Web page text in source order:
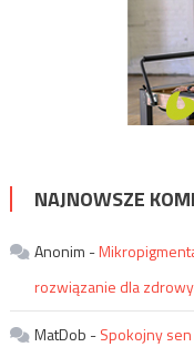
NAJNOWSZE
Anonim -
rozwiązanie dla
MatDob -Spokojny